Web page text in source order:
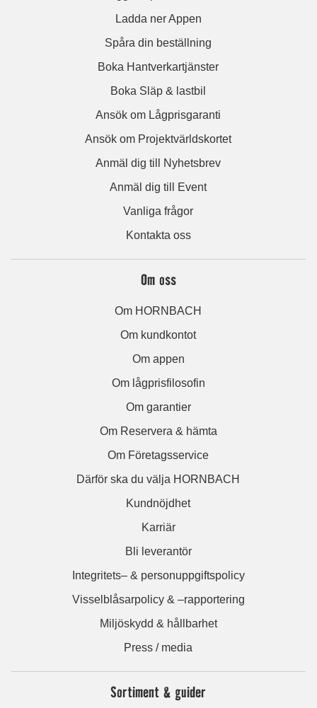
Ladda ner Appen
Spåra din beställning
Boka Hantverkartjänster
Boka Släp & lastbil
Ansök om Lågprisgaranti
Ansök om Projektvärldskortet
Anmäl dig till Nyhetsbrev
Anmäl dig till Event
Vanliga frågor
Kontakta oss
Om oss
Om HORNBACH
Om kundkontot
Om appen
Om lågprisfilosofin
Om garantier
Om Reservera & hämta
Om Företagsservice
Därför ska du välja HORNBACH
Kundnöjdhet
Karriär
Bli leverantör
Integritets– & personuppgiftspolicy
Visselblåsarpolicy & –rapportering
Miljöskydd & hållbarhet
Press / media
Sortiment & guider